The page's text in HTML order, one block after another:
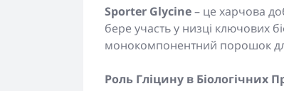
Sporter Glycine– це харчова
бере участь у низці ключових
монокомпонентний порошок
Роль Гліцину в Біологічних